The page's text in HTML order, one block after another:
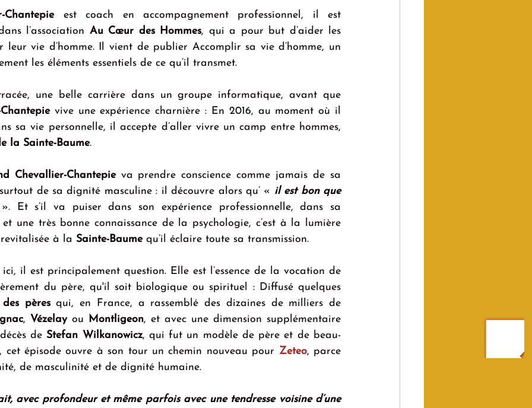
est coach en accompagnement professionnel, il est
l’association Au Cœur des Hommes, qui a pour but d’aider les
leur vie d’homme. Il vient de publier Accomplir sa vie d’homme, un
les éléments essentiels de ce qu’il transmet.
vive une expérience charnière : En 2016, au moment où il
sa vie personnelle, il accepte d’aller vivre un camp entre hommes,
la Sainte-Baume.
Chevallier-Chantepie va prendre conscience comme jamais de sa
de sa dignité masculine : il découvre alors qu’ « il est bon que
Et s’il va puiser dans son expérience professionnelle, dans sa
une très bonne connaissance de la psychologie, c’est à la lumière
à la Sainte-Baume qu’il éclaire toute sa transmission.
il est principalement question. Elle est l’essence de la vocation de
du père, qu'il soit biologique ou spirituel : Diffusé quelques
pères qui, en France, a rassemblé des dizaines de milliers de
, Vézelay ou Montligeon, et avec une dimension supplémentaire
de Stefan Wilkanowicz, qui fut un modèle de père et de beau-
épisode ouvre à son tour un chemin nouveau pour Zeteo, parce
de masculinité et de dignité humaine.
avec profondeur et même parfois avec une tendresse voisine d’une